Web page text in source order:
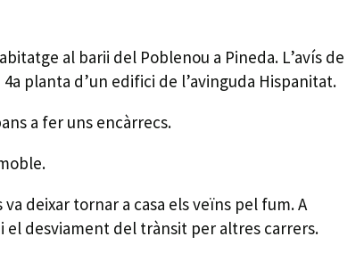
al barii del Poblenou a Pineda. L’avís de
planta d’un edifici de l’avinguda Hispanitat.
a fer uns encàrrecs.
deixar tornar a casa els veïns pel fum. A
el desviament del trànsit per altres carrers.